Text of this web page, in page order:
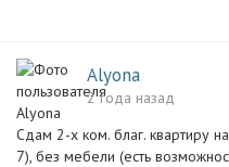
Alyona
2 года назад
Сдам 2-х ком. благ. квартиру
7), без мебели (есть